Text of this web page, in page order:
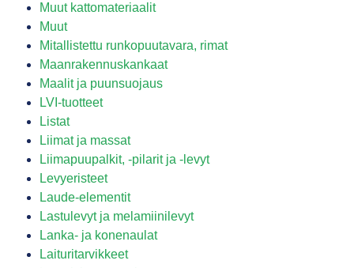
Muut kattomateriaalit
Muut
Mitallistettu runkopuutavara, rimat
Maanrakennuskankaat
Maalit ja puunsuojaus
LVI-tuotteet
Listat
Liimat ja massat
Liimapuupalkit, -pilarit ja -levyt
Levyeristeet
Laude-elementit
Lastulevyt ja melamiinilevyt
Lanka- ja konenaulat
Laituritarvikkeet